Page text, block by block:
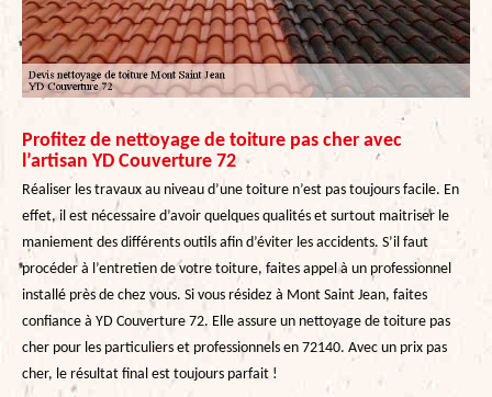
Profitez de nettoyage de toiture pas cher avec
l’artisan YD Couverture 72
Réaliser les travaux au niveau d’une toiture n’est pas toujours facile. En
effet, il est nécessaire d’avoir quelques qualités et surtout maitriser le
maniement des différents outils afin d’éviter les accidents. S’il faut
procéder à l’entretien de votre toiture, faites appel à un professionnel
installé près de chez vous. Si vous résidez à Mont Saint Jean, faites
confiance à YD Couverture 72. Elle assure un nettoyage de toiture pas
cher pour les particuliers et professionnels en 72140. Avec un prix pas
cher, le résultat final est toujours parfait !